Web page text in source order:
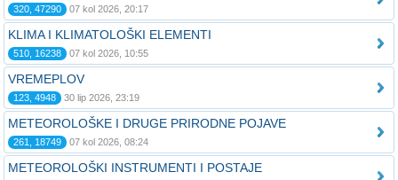
320, 47290 07 kol 2026, 20:17
KLIMA I KLIMATOLOŠKI ELEMENTI
510, 16238 07 kol 2026, 10:55
VREMEPLOV
123, 4948 30 lip 2026, 23:19
METEOROLOŠKE I DRUGE PRIRODNE POJAVE
261, 18749 07 kol 2026, 08:24
METEOROLOŠKI INSTRUMENTI I POSTAJE